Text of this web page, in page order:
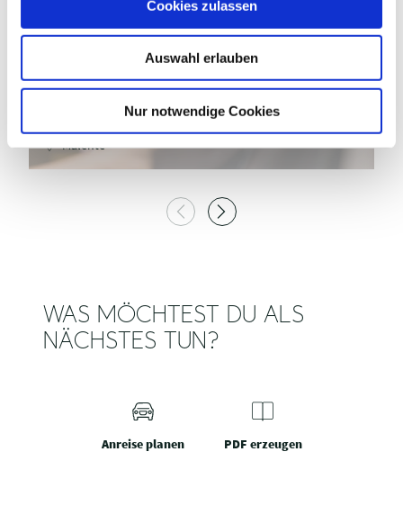
Cookies zulassen
Auswahl erlauben
Nur notwendige Cookies
Malente
WAS MÖCHTEST DU ALS
NÄCHSTES TUN?
Anreise planen PDF erzeugen